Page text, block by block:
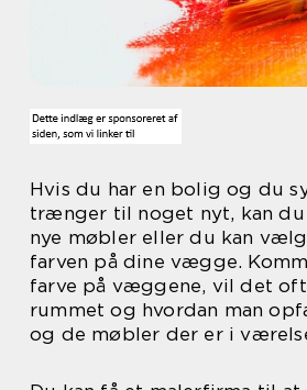
Hvis du har en bolig og du
trænger til noget nyt, kan
nye møbler eller du kan
farven på dine vægge.
farve på væggene, vil det
rummet og hvordan man
og de møbler der er i